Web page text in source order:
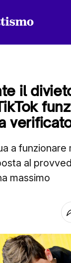
il
a funzionare
al
massimo